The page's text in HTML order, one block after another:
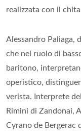
realizzata con il
Alessandro Paliaga,
che nel ruolo di
baritono,
operistico,
verista. Interprete
Rimini di Zandonai,
Cyrano de Bergerac